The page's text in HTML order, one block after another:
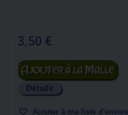
3,50 €
Ajouter au panier
Détails
Ajouter à ma liste d'envies